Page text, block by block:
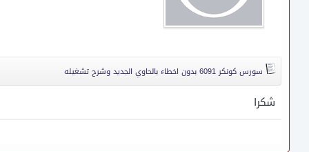
سورس كونكر 6091 بدون اخطاء بالحاوي الجديد وشرح تشغيله
شكرا